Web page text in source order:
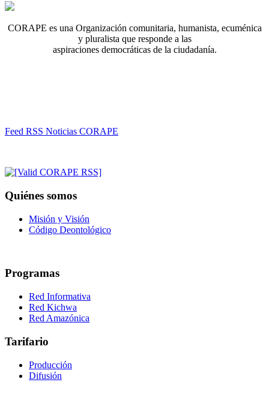
CORAPE es una Organización comunitaria, humanista, ecuménica
y pluralista que responde a las
aspiraciones democráticas de la ciudadanía.
Feed RSS Noticias CORAPE
Quiénes somos
Misión y Visión
Código Deontológico
Programas
Red Informativa
Red Kichwa
Red Amazónica
Tarifario
Producción
Difusión